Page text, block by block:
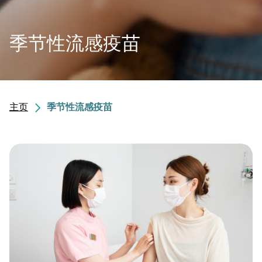
季节性流感疫苗
主页 季节性流感疫苗